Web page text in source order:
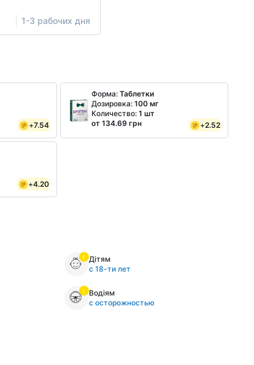
1-3 рабочих дня
+7.54
Форма:Таблетки
Дозировка:100 мг
Количество:1 шт
от 134.69 грн
+2.52
+4.20
Дітям
с 18-ти лет
Водіям
с осторожностью